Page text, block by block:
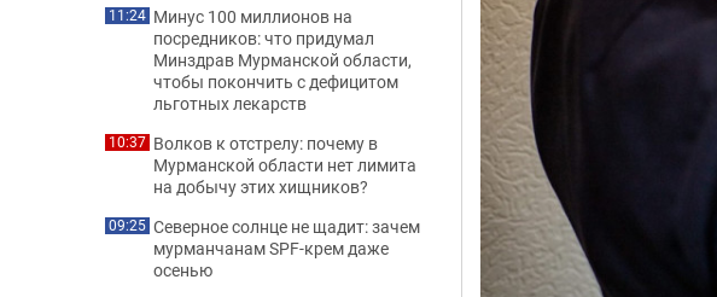
11:24 Минус 100 миллионов на
посредников: что придумал
Минздрав Мурманской области,
чтобы покончить с дефицитом
льготных лекарств
10:37 Волков к отстрелу: почему в
Мурманской области нет лимита
на добычу этих хищников?
09:25 Северное солнце не щадит: зачем
мурманчанам SPF-крем даже
осенью